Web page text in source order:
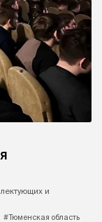
и
#Тюменская область